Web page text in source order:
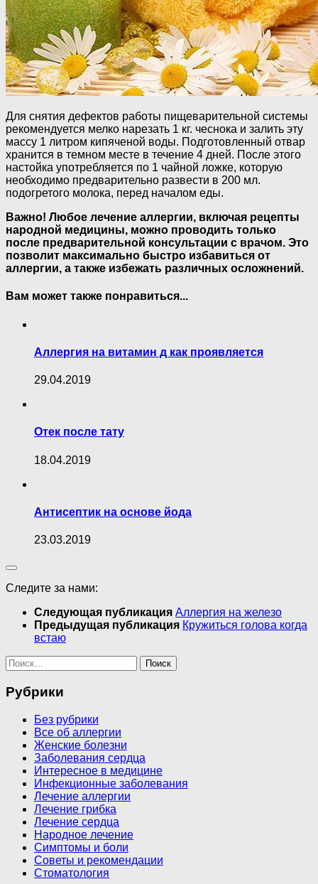
Для снятия дефектов работы пищеварительной системы
рекомендуется мелко нарезать 1 кг. чеснока и залить эту
массу 1 литром кипяченой воды. Подготовленный отвар
хранится в темном месте в течение 4 дней. После этого
настойка употребляется по 1 чайной ложке, которую
необходимо предварительно развести в 200 мл.
подогретого молока, перед началом еды.
Важно! Любое лечение аллергии, включая рецепты
народной медицины, можно проводить только
после предварительной консультации с врачом. Это
позволит максимально быстро избавиться от
аллергии, а также избежать различных осложнений.
Вам может также понравиться...
Аллергия на витамин д как проявляется
29.04.2019
Отек после тату
18.04.2019
Антисептик на основе йода
23.03.2019
Следите за нами:
Следующая публикация Аллергия на железо
Предыдущая публикация Кружиться голова когда
встаю
Найти:
Рубрики
Без рубрики
Все об аллергии
Женские болезни
Заболевания сердца
Интересное в медицине
Инфекционные заболевания
Лечение аллергии
Лечение грибка
Лечение сердца
Народное лечение
Симптомы и боли
Советы и рекомендации
Стоматология